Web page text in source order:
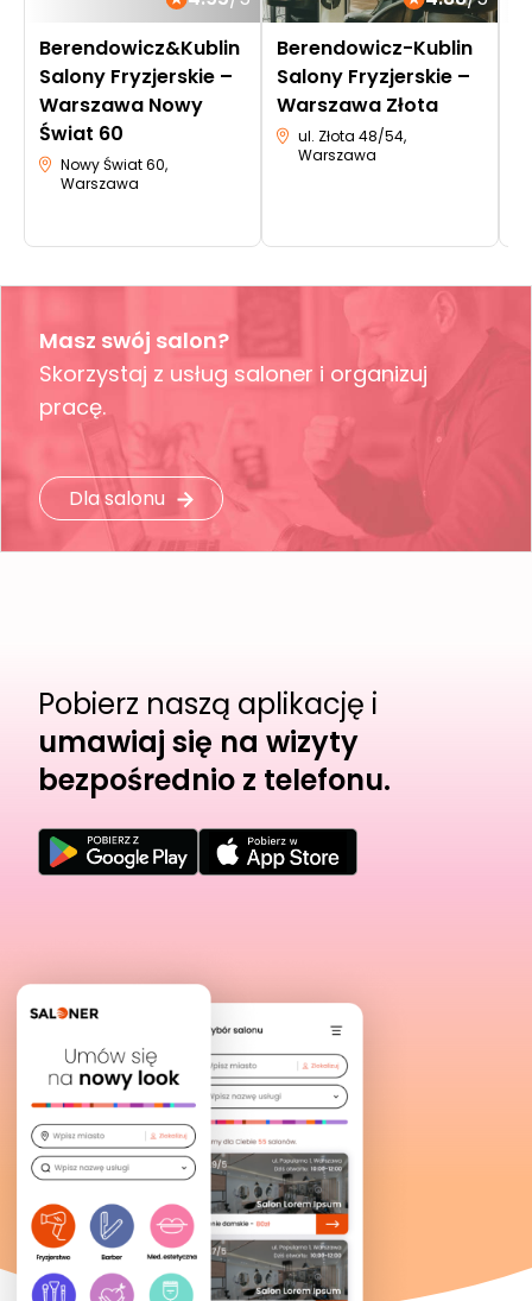
Berendowicz&Kublin
Salony Fryzjerskie –
Warszawa Nowy
Świat 60
Nowy Świat 60,
Warszawa
Berendowicz-Kublin
Salony Fryzjerskie –
Warszawa Złota
ul. Złota 48/54,
Warszawa
Masz swój salon?
Skorzystaj z usług saloner i organizuj
pracę.
Dla salonu
Pobierz naszą aplikację i
umawiaj się na wizyty
bezpośrednio z telefonu.